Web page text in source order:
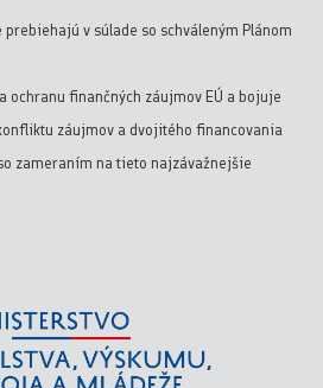
v súlade so schváleným Plánom
ochranu finančných záujmov EÚ a bojuje
záujmov a dvojitého financovania
zameraním na tieto najzávažnejšie